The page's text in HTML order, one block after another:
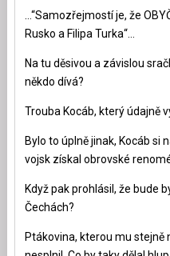
…“Samozřejmostí je, že
Rusko a Filipa Turka“…
Na tu děsivou a závislou
někdo dívá?
Trouba Kocáb, který údajně
Bylo to úplně jinak, Kocáb si
vojsk získal obrovské
Když pak prohlásil, že bude
Čechách?
Ptákovina, kterou mu stejně